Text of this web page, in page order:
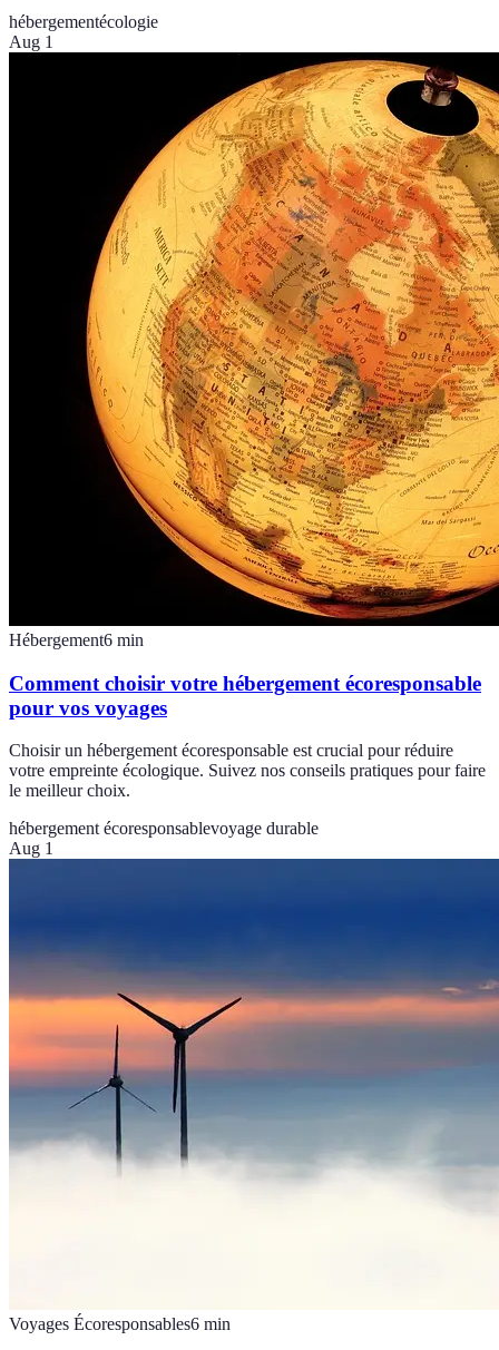
hébergementécologie
Aug 1
Hébergement6 min
Comment choisir votre hébergement écoresponsable
pour vos voyages
Choisir un hébergement écoresponsable est crucial pour réduire
votre empreinte écologique. Suivez nos conseils pratiques pour faire
le meilleur choix.
hébergement écoresponsablevoyage durable
Aug 1
Voyages Écoresponsables6 min